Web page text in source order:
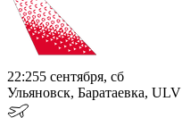
22:255 сентября, сб
Ульяновск, Баратаевка, ULV